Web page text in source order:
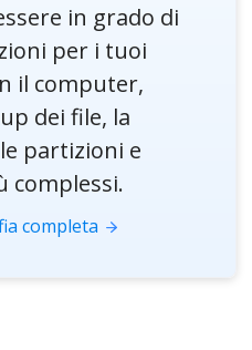
in grado di
per i tuoi
il computer,
dei file, la
partizioni e
complessi.
completa